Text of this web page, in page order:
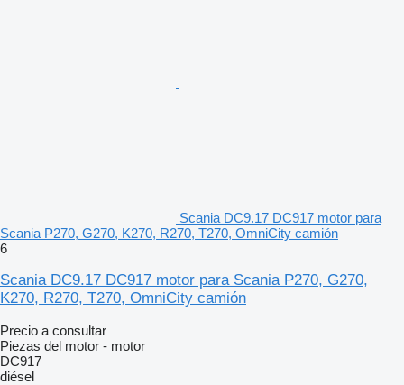
Scania DC9.17 DC917 motor para
Scania P270, G270, K270, R270, T270, OmniCity camión
6
Scania DC9.17 DC917 motor para Scania P270, G270,
K270, R270, T270, OmniCity camión
Precio a consultar
Piezas del motor - motor
DC917
diésel